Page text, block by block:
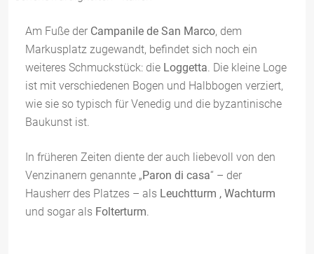
Am Fuße der Campanile de San Marco, dem
Markusplatz zugewandt, befindet sich noch ein
weiteres Schmuckstück: die Loggetta. Die kleine Loge
ist mit verschiedenen Bogen und Halbbogen verziert,
wie sie so typisch für Venedig und die byzantinische
Baukunst ist.
In früheren Zeiten diente der auch liebevoll von den
Venzinanern genannte „Paron di casa“ – der
Hausherr des Platzes – als Leuchtturm , Wachturm
und sogar als Folterturm.